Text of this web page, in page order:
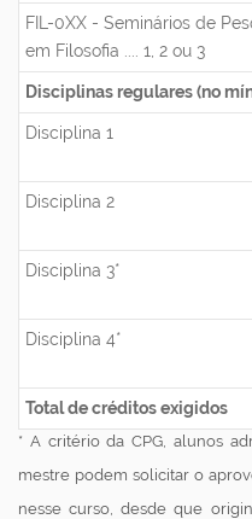
FIL-0XX - Seminários de
em Filosofia .... 1, 2 ou 3
Disciplinas regulares (no
Disciplina 1
Disciplina 2
Disciplina 3*
Disciplina 4*
Total de créditos exigidos
* A critério da CPG, alunos
mestre podem solicitar o
nesse curso, desde que